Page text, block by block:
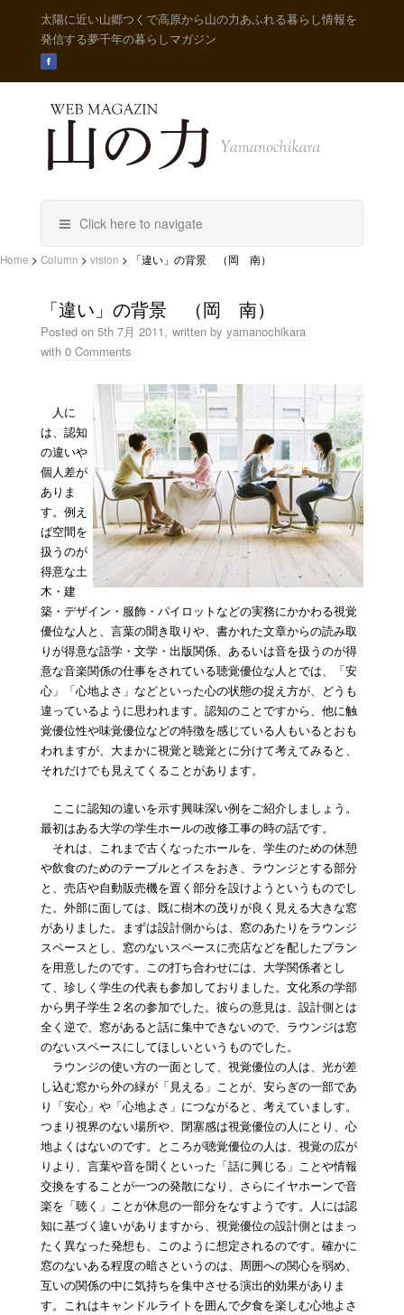
太陽に近い山郷つくで高原から山の力あふれる暮らし情報を
発信する夢千年の暮らしマガジン
Click here to navigate
Home > Column > vision > 「違い」の背景 （岡 南）
「違い」の背景 （岡 南）
Posted on5th 7月 2011, written by yamanochikara
with 0 Comments
人に
は、認知
の違いや
個人差が
ありま
す。例え
ば空間を
扱うのが
得意な土
木・建
築・デザイン・服飾・パイロットなどの実務にかかわる視覚
優位な人と、言葉の聞き取りや、書かれた文章からの読み取
りが得意な語学・文学・出版関係、あるいは音を扱うのが得
意な音楽関係の仕事をされている聴覚優位な人とでは、「安
心」「心地よさ」などといった心の状態の捉え方が、どうも
違っているように思われます。認知のことですから、他に触
覚優位性や味覚優位などの特徴を感じている人もいるとおも
われますが、大まかに視覚と聴覚とに分けて考えてみると、
それだけでも見えてくることがあります。
ここに認知の違いを示す興味深い例をご紹介しましょう。
最初はある大学の学生ホールの改修工事の時の話です。
それは、これまで古くなったホールを、学生のための休憩
や飲食のためのテーブルとイスをおき、ラウンジとする部分
と、売店や自動販売機を置く部分を設けようというものでし
た。外部に面しては、既に樹木の茂りが良く見える大きな窓
がありました。まずは設計側からは、窓のあたりをラウンジ
スペースとし、窓のないスペースに売店などを配したプラン
を用意したのです。この打ち合わせには、大学関係者とし
て、珍しく学生の代表も参加しておりました。文化系の学部
から男子学生２名の参加でした。彼らの意見は、設計側とは
全く逆で、窓があると話に集中できないので、ラウンジは窓
のないスペースにしてほしいというものでした。
ラウンジの使い方の一面として、視覚優位の人は、光が差
し込む窓から外の緑が「見える」ことが、安らぎの一部であ
り「安心」や「心地よさ」につながると、考えていましす。
つまり視界のない場所や、閉塞感は視覚優位の人にとり、心
地よくはないのです。ところが聴覚優位の人は、視覚の広が
りより、言葉や音を聞くといった「話に興じる」ことや情報
交換をすることが一つの発散になり、さらにイヤホーンで音
楽を「聴く」ことが休息の一部分をなすようです。人には認
知に基づく違いがありますから、視覚優位の設計側とはまっ
たく異なった発想も、このように想定されるのです。確かに
窓のないある程度の暗さというのは、周囲への関心を弱め、
互いの関係の中に気持ちを集中させる演出的効果がありま
す。これはキャンドルライトを囲んで夕食を楽しむ心地よさ